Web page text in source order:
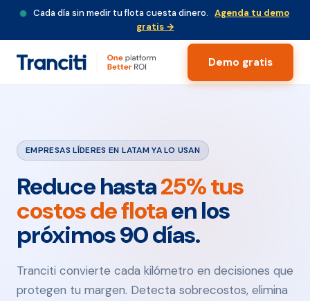
Cada día sin medir tu flota cuesta dinero. Agenda tu demo
gratis →
Demo gratis
EMPRESAS LÍDERES EN LATAM YA LO USAN
Reduce hasta25% tus
costos de flotaen los
próximos 90 días.
Tranciti convierte cada kilómetro en decisiones que
protegen tu margen. Detecta sobrecostos, elimina